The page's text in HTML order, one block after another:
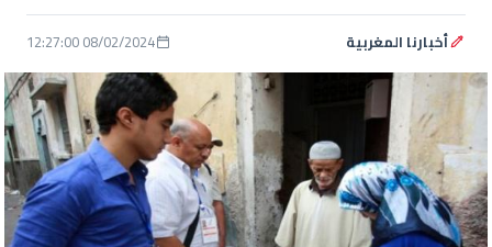
أخبارنا المغربية 08/02/2024 12:27:00